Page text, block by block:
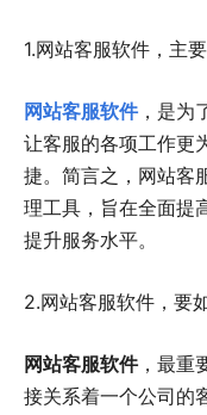
1.网站客服软件，主
网站客服软件，是为
让客服的各项工作更
捷。简言之，网站客
理工具，旨在全面提
提升服务水平。
2.网站客服软件，要
网站客服软件，最重
接关系着一个公司的